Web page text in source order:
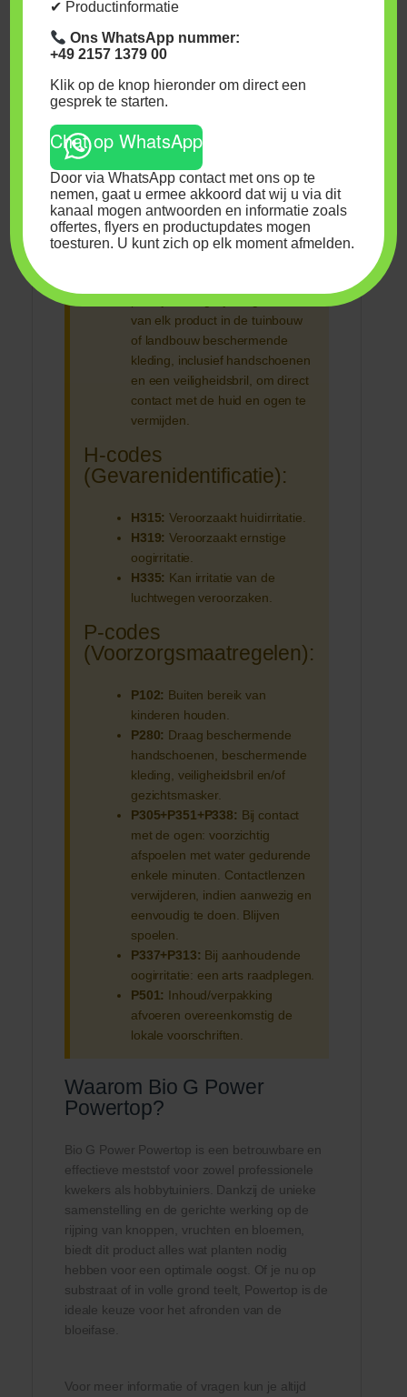
de dosering eventueel aan te
passen. Voor planten met
zeer specifieke
voedingsbehoeften kunt u
uitvoeren.
Veiligheidsinformatie
Geen specifieke
van elk product in de tuinbouw
of landbouw beschermende
kleding, inclusief handschoenen
en een veiligheidsbril, om direct
contact met de huid en ogen te
vermijden.
H-codes
(Gevarenidentificatie):
H315: Veroorzaakt huidirritatie.
H319: Veroorzaakt ernstige
oogirritatie.
H335: Kan irritatie van de
luchtwegen veroorzaken.
P-codes
(Voorzorgsmaatregelen):
P102: Buiten bereik van
kinderen houden.
P280: Draag beschermende
handschoenen, beschermende
kleding, veiligheidsbril en/of
gezichtsmasker.
P305+P351+P338: Bij contact
met de ogen: voorzichtig
afspoelen met water gedurende
enkele minuten. Contactlenzen
verwijderen, indien aanwezig en
eenvoudig te doen. Blijven
spoelen.
P337+P313: Bij aanhoudende
oogirritatie: een arts raadplegen.
P501: Inhoud/verpakking
afvoeren overeenkomstig de
lokale voorschriften.
Waarom Bio G Power
Powertop?
Bio G Power Powertop is een betrouwbare en
effectieve meststof voor zowel professionele
kwekers als hobbytuiniers. Dankzij de unieke
samenstelling en de gerichte werking op de
rijping van knoppen, vruchten en bloemen,
biedt dit product alles wat planten nodig
hebben voor een optimale oogst. Of je nu op
substraat of in volle grond teelt, Powertop is de
ideale keuze voor het afronden van de
bloeifase.
Voor meer informatie of vragen kun je altijd
✔ Productinformatie
Ons WhatsApp nummer:
+49 2157 1379 00
Klik op de knop hieronder om direct een
gesprek te starten.
Chat op WhatsApp
Door via WhatsApp contact met ons op te
nemen, gaat u ermee akkoord dat wij u via dit
kanaal mogen antwoorden en informatie zoals
offertes, flyers en productupdates mogen
toesturen. U kunt zich op elk moment afmelden.